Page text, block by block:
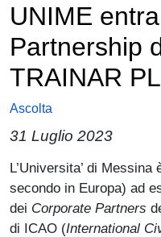
UNIME
Partnership
TRAINAR
Ascolta
31 Luglio 2023
Paragrafo
L’Universita’ di
secondo in Europa) ad
dei Corporate Partners
di ICAO (International